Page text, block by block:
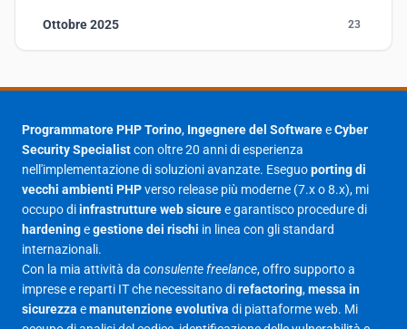
Ottobre 2025 23
Agosto 2025 1
23
Giugno 2025
Maggio 2025 27
Aprile 2025
Marzo 2025
Febbraio 2025 17
Gennaio 2025
Programmatore PHP Torino, Ingegnere del SoftwareeCyber
Security Specialistcon oltre 20 anni di esperienza
nell'implementazione di soluzioni avanzate. Eseguoporting di
vecchi ambienti PHPverso release più moderne (7.x o 8.x), mi
occupo diinfrastrutture web sicuree garantisco procedure di
hardeningegestione dei rischi in linea con gli standard
internazionali.
Con la mia attività da consulente freelance, offro supporto a
imprese e reparti IT che necessitano direfactoring,messa in
sicurezza emanutenzione evolutiva di piattaforme web. Mi